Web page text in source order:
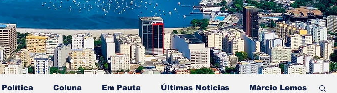
Política Coluna Em Pauta Últimas Notícias Márcio Lemos